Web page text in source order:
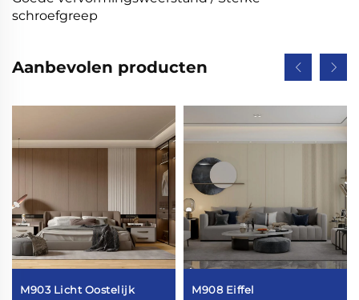
schroefgreep
Aanbevolen producten
M903 Licht Oostelijk
M908 Eiffel